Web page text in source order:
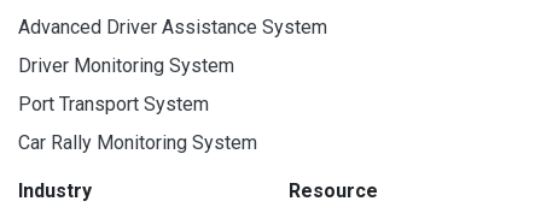
Advanced Driver Assistance System
Driver Monitoring System
Port Transport System
Car Rally Monitoring System
Industry
Resource